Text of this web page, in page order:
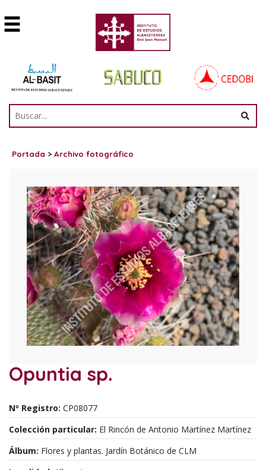
Portada > Archivo fotográfico
Opuntia sp.
Nº Registro: CP08077
Colección particular: El Rincón de Antonio Martínez Martínez
Álbum: Flores y plantas. Jardín Botánico de CLM